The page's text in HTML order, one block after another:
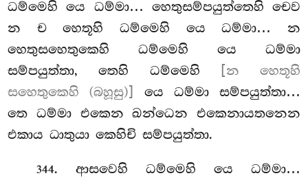
ධම්මෙහි යෙ ධම්මා… හෙතුසම්පයුත්තෙහි චෙව
න ච හෙතූහි ධම්මෙහි යෙ ධම්මා… න
හෙතුසහෙතුකෙහිධම්මෙහි යෙ ධම්මා
සම්පයුත්තා, තෙහි ධම්මෙහි
[න හෙතූහි
සහෙතුකෙහි (බහූසු)]
යෙ ධම්මා සම්පයුත්තා…
තෙ ධම්මා එකෙන ඛන්ධෙන එකෙනායතනෙන
එකාය ධාතුයා කෙහිචි සම්පයුත්තා.
344. ආසවෙහි ධම්මෙහි යෙ ධම්මා…